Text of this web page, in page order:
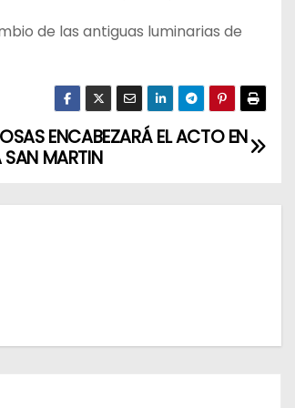
de las antiguas luminarias de
ENCABEZARÁ EL ACTO EN
MARTIN